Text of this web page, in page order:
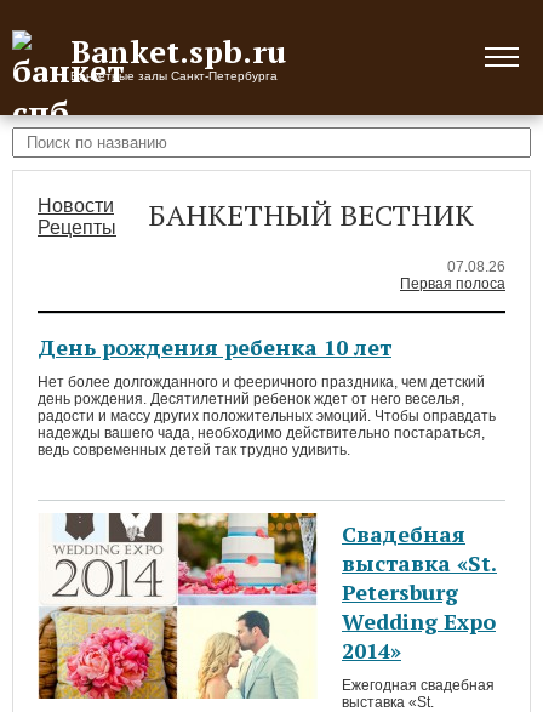
Banket.spb.ru
Банкетные залы Санкт-Петербурга
Новости
Рецепты
БАНКЕТНЫЙ ВЕСТНИК
07.08.26
Первая полоса
День рождения ребенка 10 лет
Нет более долгожданного и фееричного праздника, чем детский
день рождения. Десятилетний ребенок ждет от него веселья,
радости и массу других положительных эмоций. Чтобы оправдать
надежды вашего чада, необходимо действительно постараться,
ведь современных детей так трудно удивить.
Свадебная
выставка «St.
Petersburg
Wedding Expo
2014»
Ежегодная свадебная
выставка «St.